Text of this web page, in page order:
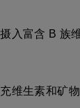
入富含 B 族
维生素和矿物